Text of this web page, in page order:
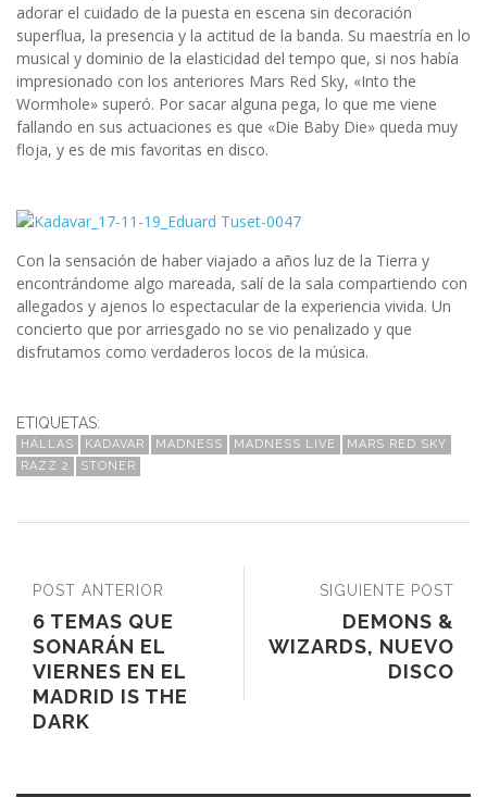
adorar el cuidado de la puesta en escena sin decoración
superflua, la presencia y la actitud de la banda. Su maestría en lo
musical y dominio de la elasticidad del tempo que, si nos había
impresionado con los anteriores Mars Red Sky, «Into the
Wormhole» superó. Por sacar alguna pega, lo que me viene
fallando en sus actuaciones es que «Die Baby Die» queda muy
floja, y es de mis favoritas en disco.
Con la sensación de haber viajado a años luz de la Tierra y
encontrándome algo mareada, salí de la sala compartiendo con
allegados y ajenos lo espectacular de la experiencia vivida. Un
concierto que por arriesgado no se vio penalizado y que
disfrutamos como verdaderos locos de la música.
ETIQUETAS:
HÄLLAS KADAVAR MADNESS MADNESS LIVE
MARS RED SKY
RAZZ 2
STONER
SIGUIENTE POST
DEMONS &
WIZARDS, NUEVO
DISCO
POST ANTERIOR
6 TEMAS QUE
SONARÁN EL
VIERNES EN EL
MADRID IS THE
DARK